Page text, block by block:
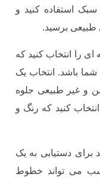
استفاده کنید و
طبیعی برسید.
را انتخاب کنید که
باشد. انتخاب یک
و غیر طبیعی جلوه
کنید که رنگ و
دستیابی به یک
می تواند خطوط